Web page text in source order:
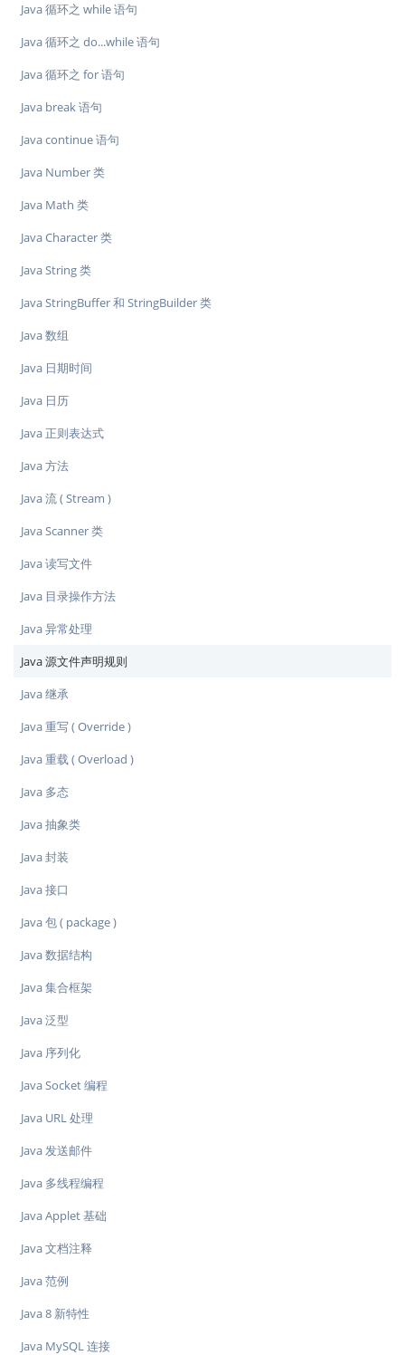
Java 循环之 while 语句
Java 循环之 do...while 语句
Java 循环之 for 语句
Java break 语句
Java continue 语句
Java Number 类
Java Math 类
Java Character 类
Java String 类
Java StringBuffer 和 StringBuilder 类
Java 数组
Java 日期时间
Java 日历
Java 正则表达式
Java 方法
Java 流 ( Stream )
Java Scanner 类
Java 读写文件
Java 目录操作方法
Java 异常处理
Java 源文件声明规则
Java 继承
Java 重写 ( Override )
Java 重载 ( Overload )
Java 多态
Java 抽象类
Java 封装
Java 接口
Java 包 ( package )
Java 数据结构
Java 集合框架
Java 泛型
Java 序列化
Java Socket 编程
Java URL 处理
Java 发送邮件
Java 多线程编程
Java Applet 基础
Java 文档注释
Java 范例
Java 8 新特性
Java MySQL 连接